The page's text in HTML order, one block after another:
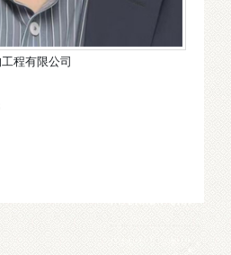
程有限公司